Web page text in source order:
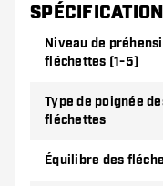
Niveau de préhension des
fléchettes (1-5)
Type de poignée des
fléchettes
Équilibre des